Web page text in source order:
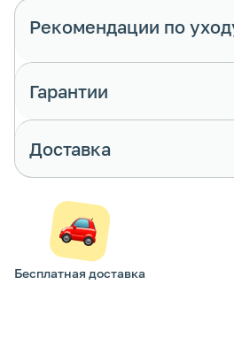
Рекомендации по
Гарантии
Доставка
Бесплатная доставка